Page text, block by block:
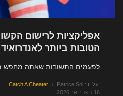
הטובות ביותר לאנדרואיד
לפעמים התשובות שאתה מחפש
על ידי Patrice Sol ב Catch A Cheater
16 בפברואר 2026